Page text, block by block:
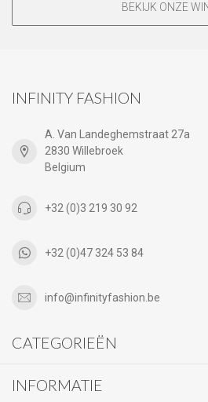
BEKIJK ONZE
INFINITY FASHION
A. Van Landeghemstraat 27a
2830 Willebroek
Belgium
+32 (0)3 219 30 92
+32 (0)47 324 53 84
info@infinityfashion.be
CATEGORIEËN
INFORMATIE